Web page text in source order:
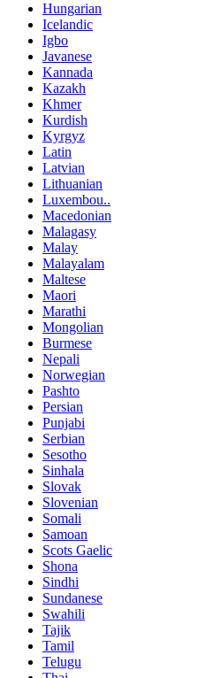
Hungarian
Icelandic
Igbo
Javanese
Kannada
Kazakh
Khmer
Kurdish
Kyrgyz
Latin
Latvian
Lithuanian
Luxembou..
Macedonian
Malagasy
Malay
Malayalam
Maltese
Maori
Marathi
Mongolian
Burmese
Nepali
Norwegian
Pashto
Persian
Punjabi
Serbian
Sesotho
Sinhala
Slovak
Slovenian
Somali
Samoan
Scots Gaelic
Shona
Sindhi
Sundanese
Swahili
Tajik
Tamil
Telugu